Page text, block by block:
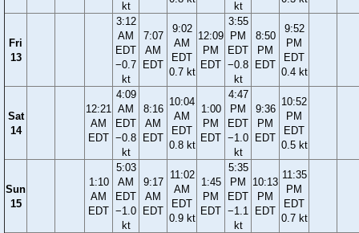
kt kt
Fri
13
3:12
AM
EDT
−0.7
kt
7:07
AM
EDT
9:02
AM
EDT
0.7 kt
12:09
PM
EDT
3:55
PM
EDT
−0.8
kt
8:50
PM
EDT
9:52
PM
EDT
0.4 kt
Sat
14
12:21
AM
EDT
4:09
AM
EDT
−0.8
kt
8:16
AM
EDT
10:04
AM
EDT
0.8 kt
1:00
PM
EDT
4:47
PM
EDT
−1.0
kt
9:36
PM
EDT
10:52
PM
EDT
0.5 kt
Sun
15
1:10
AM
EDT
5:03
AM
EDT
−1.0
kt
9:17
AM
EDT
11:02
AM
EDT
0.9 kt
1:45
PM
EDT
5:35
PM
EDT
−1.1
kt
10:13
PM
EDT
11:35
PM
EDT
0.7 kt